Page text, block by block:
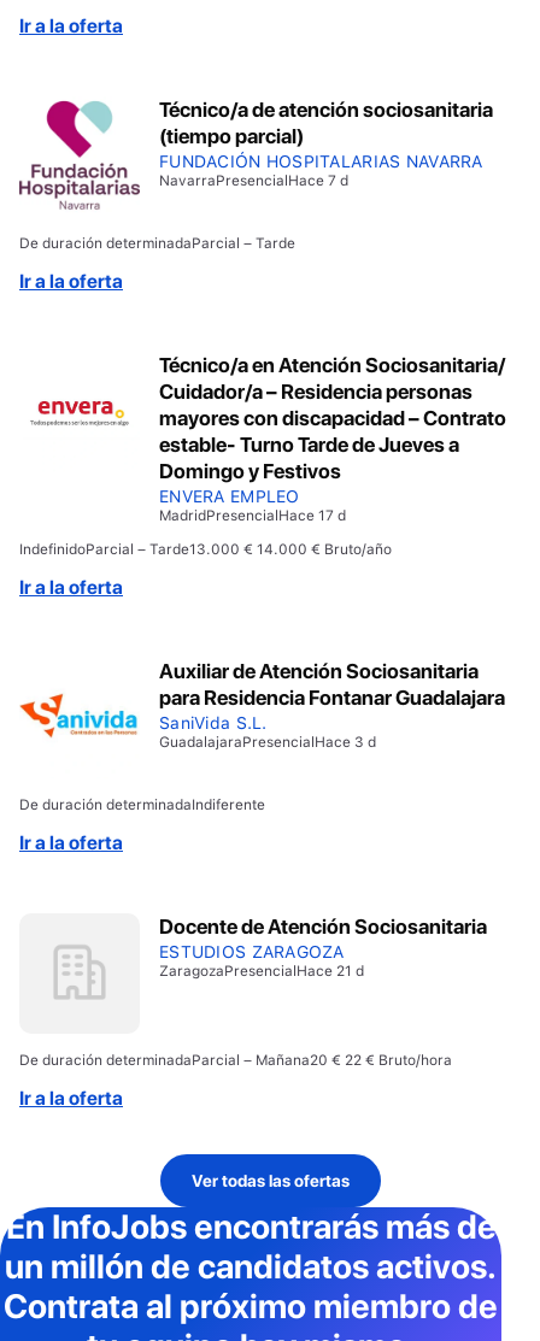
Ir a la oferta
Técnico/a de atención sociosanitaria
(tiempo parcial)
FUNDACIÓN HOSPITALARIAS NAVARRA
NavarraPresencialHace 7 d
De duración determinadaParcial – Tarde
Ir a la oferta
Técnico/a en Atención Sociosanitaria/
Cuidador/a – Residencia personas
mayores con discapacidad – Contrato
estable- Turno Tarde de Jueves a
Domingo y Festivos
ENVERA EMPLEO
MadridPresencialHace 17 d
IndefinidoParcial – Tarde13.000 € 14.000 € Bruto/año
Ir a la oferta
Auxiliar de Atención Sociosanitaria
para Residencia Fontanar Guadalajara
SaniVida S.L.
GuadalajaraPresencialHace 3 d
De duración determinadaIndiferente
Ir a la oferta
Docente de Atención Sociosanitaria
ESTUDIOS ZARAGOZA
ZaragozaPresencialHace 21 d
De duración determinadaParcial – Mañana20 € 22 € Bruto/hora
Ir a la oferta
Ver todas las ofertas
En InfoJobsencontrarás más de
un millón de candidatos activos.
Contrata al próximo miembro de